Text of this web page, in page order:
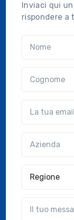
Inviaci qui
rispondere a